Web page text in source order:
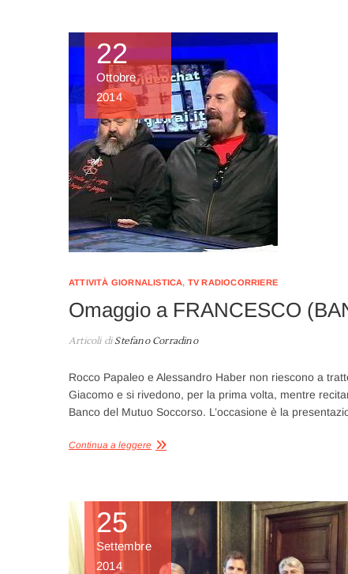
22
Ottobre
2014
ATTIVITÀ GIORNALISTICA, TV RADIOCORRIERE
Omaggio a FRANCESCO
Articoli diStefano Corradino
Rocco Papaleo e Alessandro Haber non riescono a
Giacomo e si rivedono, per la prima volta, mentre
Banco del Mutuo Soccorso. L’occasione è la
Continua a leggere
25
Settembre
2014